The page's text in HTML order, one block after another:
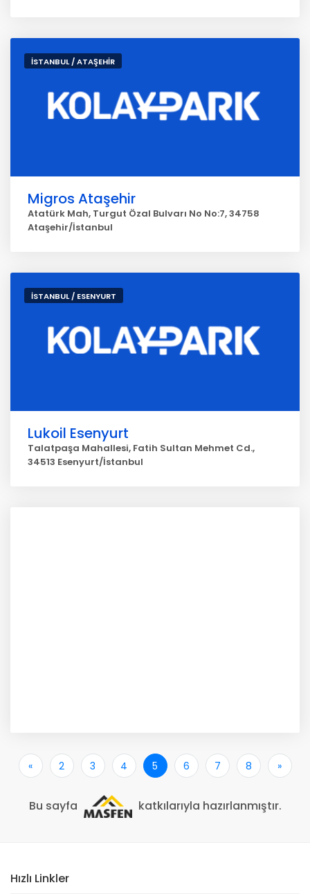
İSTANBUL / ATAŞEHİR
Migros Ataşehir
Atatürk Mah, Turgut Özal Bulvarı No No:7, 34758
Ataşehir/İstanbul
İSTANBUL / ESENYURT
Lukoil Esenyurt
Talatpaşa Mahallesi, Fatih Sultan Mehmet Cd.,
34513 Esenyurt/İstanbul
« 2 3 4 5 6 7 8 » Son
Bu sayfa katkılarıyla hazırlanmıştır.
Hızlı Linkler